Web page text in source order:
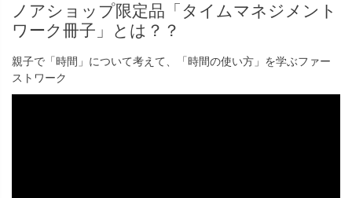
ノアショップ限定品「タイムマネジメント
ワーク冊子」とは？？
親子で「時間」について考えて、「時間の使い方」を学ぶファー
ストワーク